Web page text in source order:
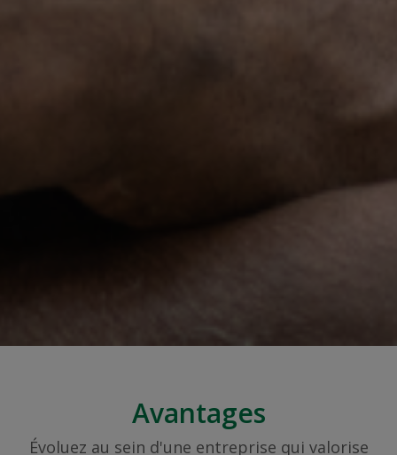
Avantages
Évoluez au sein d'une entreprise qui valorise